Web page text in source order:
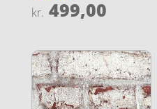
Vurderet
4.4
kr. 499,00